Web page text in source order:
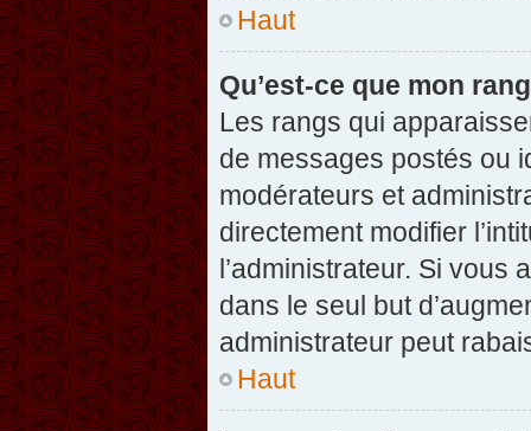
Haut
Qu’est-ce que mon
Les rangs qui
de messages postés ou
modérateurs et
directement modifier
l’administrateur. Si vous
dans le seul but
administrateur peut
Haut